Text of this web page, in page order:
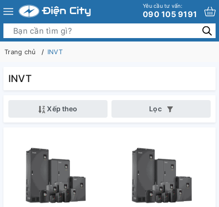
Yêu cầu tư vấn:
090 105 9191
Trang chủ INVT
INVT
Xếp theo Lọc